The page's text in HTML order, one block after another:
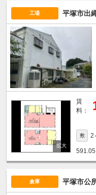
工場 平塚市出
賃
料：
敷 2
倉庫 平塚市公